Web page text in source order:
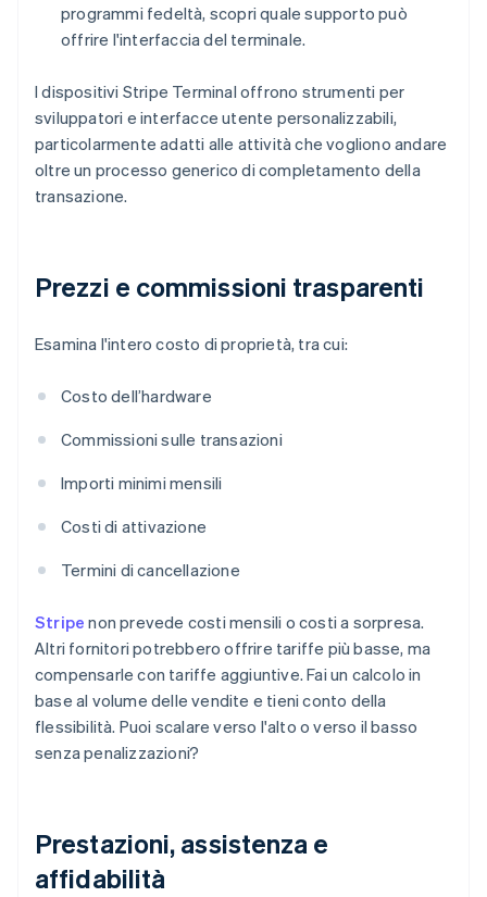
programmi fedeltà, scopri quale supporto può
offrire l'interfaccia del terminale.
I dispositivi Stripe Terminal offrono strumenti per
sviluppatori e interfacce utente personalizzabili,
particolarmente adatti alle attività che vogliono andare
oltre un processo generico di completamento della
transazione.
Prezzi e commissioni trasparenti
Esamina l'intero costo di proprietà, tra cui:
Costo dell’hardware
Commissioni sulle transazioni
Importi minimi mensili
Costi di attivazione
Termini di cancellazione
Stripe non prevede costi mensili o costi a sorpresa.
Altri fornitori potrebbero offrire tariffe più basse, ma
compensarle con tariffe aggiuntive. Fai un calcolo in
base al volume delle vendite e tieni conto della
flessibilità. Puoi scalare verso l'alto o verso il basso
senza penalizzazioni?
Prestazioni, assistenza e
affidabilità